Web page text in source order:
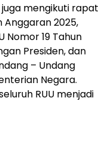
mengikuti rapat
Anggaran 2025,
Nomor 19 Tahun
Presiden, dan
– Undang
Negara.
RUU menjadi